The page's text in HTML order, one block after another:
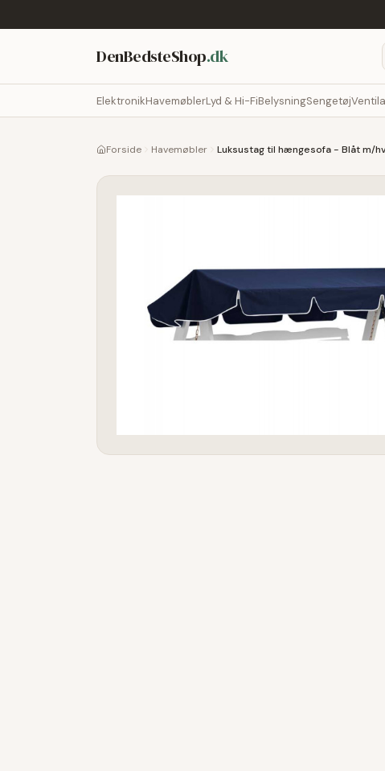
DenBedsteShop.dk
ElektronikHavemøblerLyd & Hi-FiBelysningSengetøj
Forside Havemøbler Luksustag til hængesofa - Blåt m/